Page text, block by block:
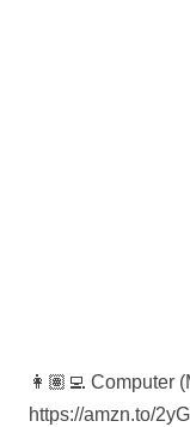
👩🏽‍💻 Computer
https://amzn.to/